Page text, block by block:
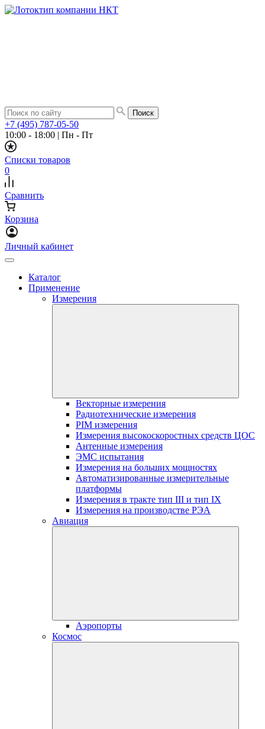
+7 (495) 787-05-50
10:00 - 18:00 | Пн - Пт
Списки товаров
0
Сравнить
Корзина
Личный кабинет
Каталог
Применение
Измерения
Векторные измерения
Радиотехнические измерения
PIM измерения
Измерения высокоскоростных средств ЦОС
Антенные измерения
ЭМС испытания
Измерения на больших мощностях
Автоматизированные измерительные
платформы
Измерения в тракте тип III и тип IX
Измерения на производстве РЭА
Авиация
Аэропорты
Космос